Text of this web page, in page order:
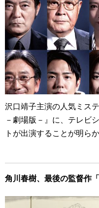
沢口靖子主演の人気ミス
－劇場版－』に、テレビ
トが出演することが明ら
角川春樹、最後の監督作